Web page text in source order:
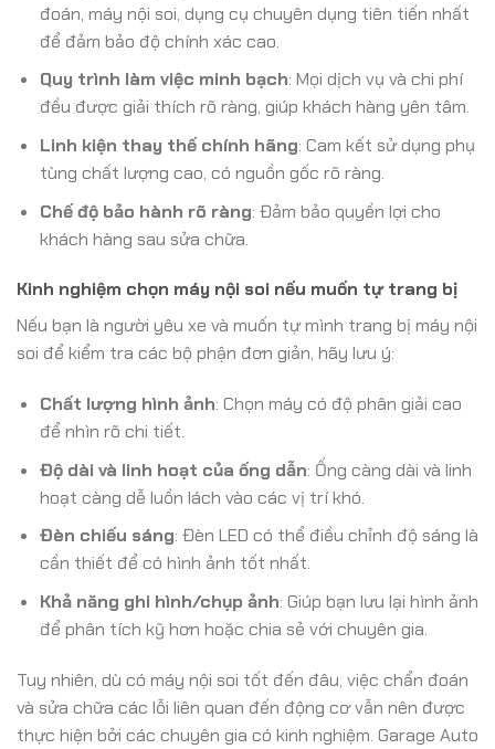
đoán, máy nội soi, dụng cụ chuyên dụng tiên tiến nhất
để đảm bảo độ chính xác cao.
Quy trình làm việc minh bạch: Mọi dịch vụ và chi phí
đều được giải thích rõ ràng, giúp khách hàng yên tâm.
Linh kiện thay thế chính hãng: Cam kết sử dụng phụ
tùng chất lượng cao, có nguồn gốc rõ ràng.
Chế độ bảo hành rõ ràng: Đảm bảo quyền lợi cho
khách hàng sau sửa chữa.
Kinh nghiệm chọn máy nội soi nếu muốn tự trang bị
Nếu bạn là người yêu xe và muốn tự mình trang bị máy nội
soi để kiểm tra các bộ phận đơn giản, hãy lưu ý:
Chất lượng hình ảnh: Chọn máy có độ phân giải cao
để nhìn rõ chi tiết.
Độ dài và linh hoạt của ống dẫn: Ống càng dài và linh
hoạt càng dễ luồn lách vào các vị trí khó.
Đèn chiếu sáng: Đèn LED có thể điều chỉnh độ sáng là
cần thiết để có hình ảnh tốt nhất.
Khả năng ghi hình/chụp ảnh: Giúp bạn lưu lại hình ảnh
để phân tích kỹ hơn hoặc chia sẻ với chuyên gia.
Tuy nhiên, dù có máy nội soi tốt đến đâu, việc chẩn đoán
và sửa chữa các lỗi liên quan đến động cơ vẫn nên được
thực hiện bởi các chuyên gia có kinh nghiệm. Garage Auto